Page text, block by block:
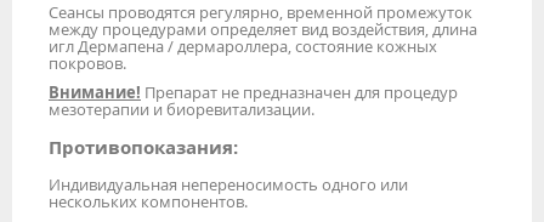
Сеансы проводятся регулярно, временной промежуток
между процедурами определяет вид воздействия, длина
игл Дермапена / дермароллера, состояние кожных
покровов.
Внимание! Препарат не предназначен для процедур
мезотерапии и биоревитализации.
Противопоказания:
Индивидуальная непереносимость одного или
нескольких компонентов.